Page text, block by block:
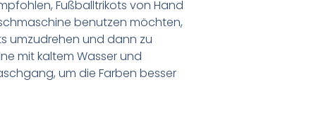
Fußballtrikots von Hand
benutzen möchten,
umzudrehen und dann zu
mit kaltem Wasser und
um die Farben besser